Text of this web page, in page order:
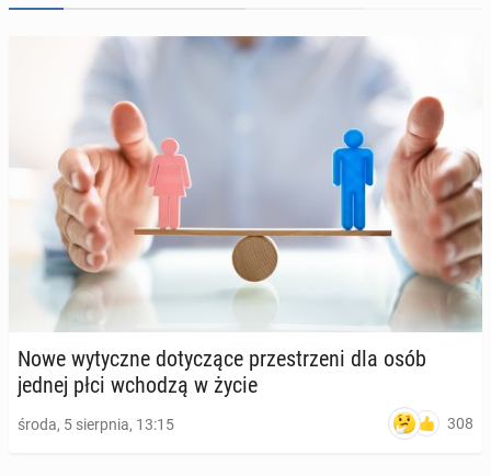
Nowe wy­tycz­ne do­ty­czą­ce prze­strze­ni dla osób
jednej płci wchodzą w życie
środa, 5 sierpnia, 13:15 308